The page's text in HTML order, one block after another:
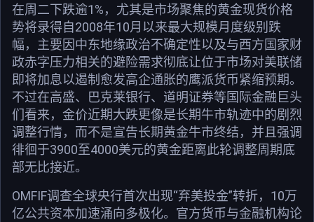
在周二下跌逾1%，尤其是市场聚焦的黄金现货价格
势将录得自2008年10月以来最大规模月度级别跌
幅，主要因中东地缘政治不确定性以及与西方国家财
政赤字压力相关的避险需求彻底让位于市场对美联储
即将加息以遏制愈发高企通胀的鹰派货币紧缩预期。
不过在高盛、巴克莱银行、道明证券等国际金融巨头
们看来，金价近期大跌更像是长期牛市轨迹中的剧烈
调整行情，而不是宣告长期黄金牛市终结，并且强调
徘徊于3900至4000美元的黄金距离此轮调整周期底
部无比接近。
OMFIF调查全球央行首次出现“弃美投金”转折，10万
亿公共资本加速涌向多极化。官方货币与金融机构论